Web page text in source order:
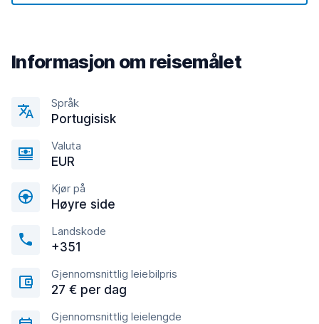
Informasjon om reisemålet
Språk
Portugisisk
Valuta
EUR
Kjør på
Høyre side
Landskode
+351
Gjennomsnittlig leiebilpris
27 € per dag
Gjennomsnittlig leielengde